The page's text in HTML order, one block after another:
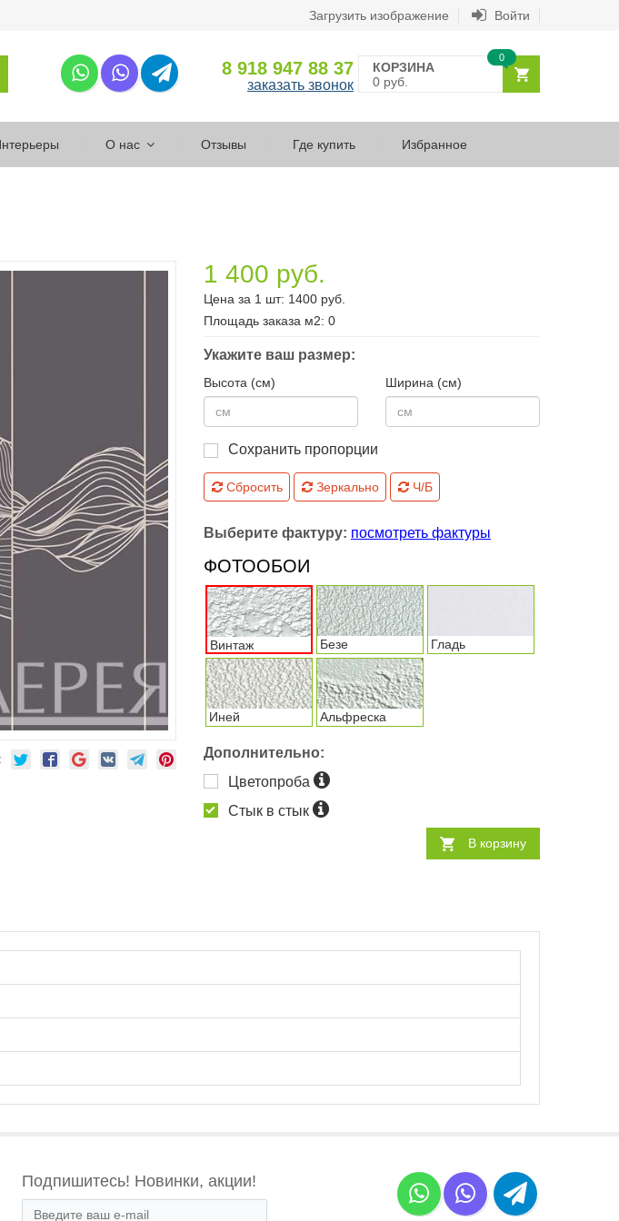
Загрузить изображение Войти
8 918 947 88 37
заказать звонок
КОРЗИНА
0 руб.
0
О нас Отзывы Где купить Избранное
1 400 руб.
Цена за 1 шт: 1400 руб.
Площадь заказа м2: 0
Укажите ваш размер:
Высота (см) Ширина (см)
Сохранить пропорции
Сбросить Зеркально Ч/Б
Выберите фактуру: посмотреть фактуры
ФОТООБОИ
Винтаж Безе Гладь
Иней Альфреска
Дополнительно:
Цветопроба
Стык в стык
В корзину
Подпишитесь! Новинки, акции!